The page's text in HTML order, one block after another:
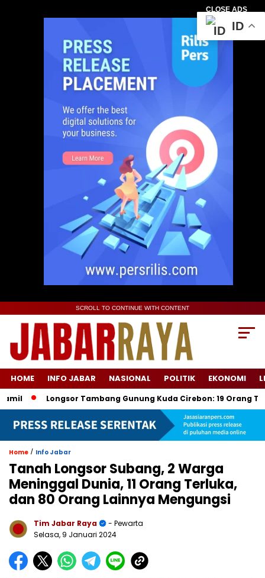
CLOSE ADS
SCROLL TO CONTINUE WITH CONTENT
HOME INFO JABAR NASIONAL POLITIK EKONOMI
Longsor Tambang Gunung Kuda Cirebon: 19 Orang Tewas,
Home / Info Jabar
Tanah Longsor Subang, 2 Warga
Meninggal Dunia, 11 Orang Terluka,
dan 80 Orang Lainnya Mengungsi
Tim Jabar Raya
- Pewarta
Selasa, 9 Januari 2024
ID